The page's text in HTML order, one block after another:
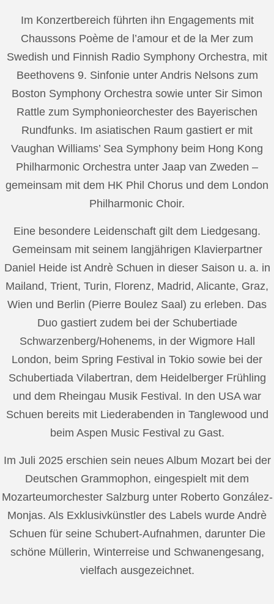
Im Konzertbereich führten ihn Engagements mit
Chaussons Poème de l’amour et de la Mer zum
Swedish und Finnish Radio Symphony Orchestra, mit
Beethovens 9. Sinfonie unter Andris Nelsons zum
Boston Symphony Orchestra sowie unter Sir Simon
Rattle zum Symphonieorchester des Bayerischen
Rundfunks. Im asiatischen Raum gastiert er mit
Vaughan Williams’ Sea Symphony beim Hong Kong
Philharmonic Orchestra unter Jaap van Zweden –
gemeinsam mit dem HK Phil Chorus und dem London
Philharmonic Choir.
Eine besondere Leidenschaft gilt dem Liedgesang.
Gemeinsam mit seinem langjährigen Klavierpartner
Daniel Heide ist Andrè Schuen in dieser Saison u. a. in
Mailand, Trient, Turin, Florenz, Madrid, Alicante, Graz,
Wien und Berlin (Pierre Boulez Saal) zu erleben. Das
Duo gastiert zudem bei der Schubertiade
Schwarzenberg/Hohenems, in der Wigmore Hall
London, beim Spring Festival in Tokio sowie bei der
Schubertiada Vilabertran, dem Heidelberger Frühling
und dem Rheingau Musik Festival. In den USA war
Schuen bereits mit Liederabenden in Tanglewood und
beim Aspen Music Festival zu Gast.
Im Juli 2025 erschien sein neues Album Mozart bei der
Deutschen Grammophon, eingespielt mit dem
Mozarteumorchester Salzburg unter Roberto González-
Monjas. Als Exklusivkünstler des Labels wurde Andrè
Schuen für seine Schubert-Aufnahmen, darunter Die
schöne Müllerin, Winterreise und Schwanengesang,
vielfach ausgezeichnet.